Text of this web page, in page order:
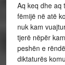
Aq keq dhe aq
fëmijë në atë
nuk kam
tjerë nëpër
peshën e
diktaturës